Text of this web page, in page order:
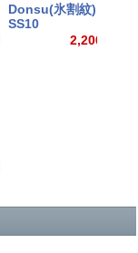
Donsu(氷割紋) -
SS10
2,200 円